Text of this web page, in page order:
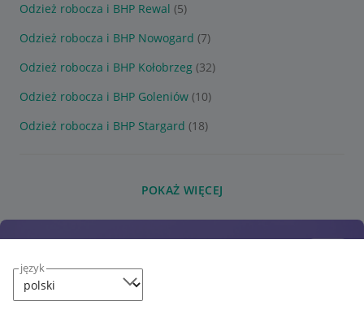
język
Odzież robocza i BHP Rewal (5)
Odzież robocza i BHP Nowogard (7)
Odzież robocza i BHP Kołobrzeg (32)
Odzież robocza i BHP Goleniów (10)
Odzież robocza i BHP Stargard (18)
POKAŻ WIĘCEJ